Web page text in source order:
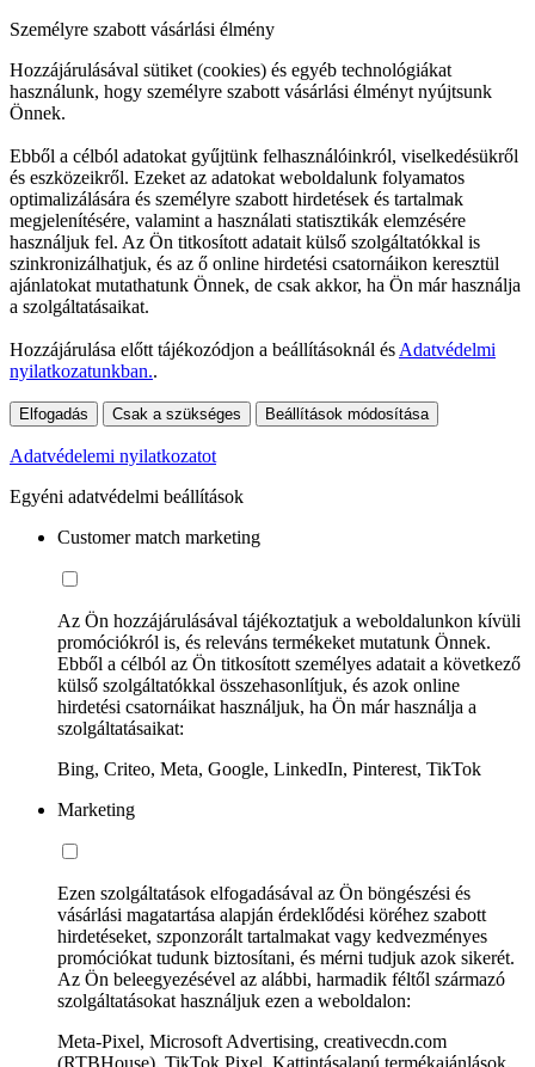
Személyre szabott vásárlási élmény
Hozzájárulásával sütiket (cookies) és egyéb technológiákat
használunk, hogy személyre szabott vásárlási élményt nyújtsunk
Önnek.
Ebből a célból adatokat gyűjtünk felhasználóinkról, viselkedésükről
és eszközeikről. Ezeket az adatokat weboldalunk folyamatos
optimalizálására és személyre szabott hirdetések és tartalmak
megjelenítésére, valamint a használati statisztikák elemzésére
használjuk fel. Az Ön titkosított adatait külső szolgáltatókkal is
szinkronizálhatjuk, és az ő online hirdetési csatornáikon keresztül
ajánlatokat mutathatunk Önnek, de csak akkor, ha Ön már használja
a szolgáltatásaikat.
Hozzájárulása előtt tájékozódjon a beállításoknál és Adatvédelmi
nyilatkozatunkban..
Elfogadás Csak a szükséges Beállítások módosítása
Adatvédelemi nyilatkozatot
Egyéni adatvédelmi beállítások
Customer match marketing
Az Ön hozzájárulásával tájékoztatjuk a weboldalunkon kívüli
promóciókról is, és releváns termékeket mutatunk Önnek.
Ebből a célból az Ön titkosított személyes adatait a következő
külső szolgáltatókkal összehasonlítjuk, és azok online
hirdetési csatornáikat használjuk, ha Ön már használja a
szolgáltatásaikat:
Bing, Criteo, Meta, Google, LinkedIn, Pinterest, TikTok
Marketing
Ezen szolgáltatások elfogadásával az Ön böngészési és
vásárlási magatartása alapján érdeklődési köréhez szabott
hirdetéseket, szponzorált tartalmakat vagy kedvezményes
promóciókat tudunk biztosítani, és mérni tudjuk azok sikerét.
Az Ön beleegyezésével az alábbi, harmadik féltől származó
szolgáltatásokat használjuk ezen a weboldalon:
Meta-Pixel, Microsoft Advertising, creativecdn.com
(RTBHouse), TikTok Pixel, Kattintásalapú termékajánlások,